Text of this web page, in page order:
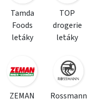
Tamda
Foods
letáky
TOP
drogerie
letáky
ZEMAN
Rossmann